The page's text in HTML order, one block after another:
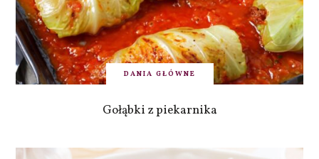
DANIA GŁÓWNE
Gołąbki z piekarnika